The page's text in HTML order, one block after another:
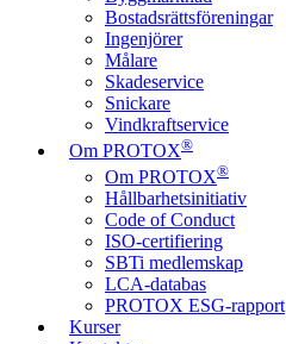
Bostadsrättsföreningar
Ingenjörer
Målare
Skadeservice
Snickare
Vindkraftservice
Om PROTOX®
Om PROTOX®
Hållbarhetsinitiativ
Code of Conduct
ISO-certifiering
SBTi medlemskap
LCA-databas
PROTOX ESG-rapport
Kurser